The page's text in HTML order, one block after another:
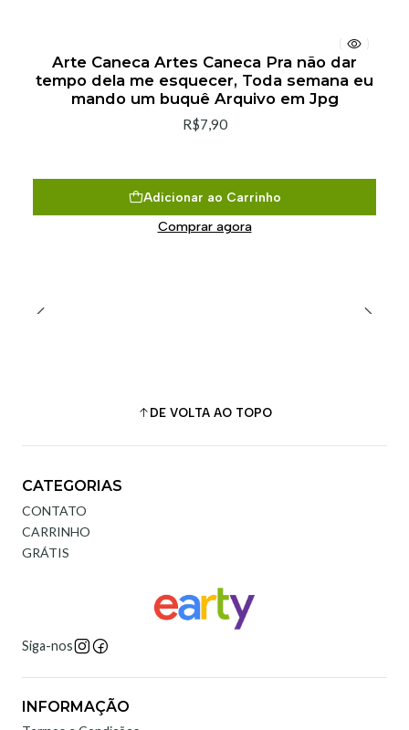
Arte Caneca Artes Caneca Pra não dar
tempo dela me esquecer, Toda semana eu
mando um buquê Arquivo em Jpg
R$7,90
Adicionar ao Carrinho
Comprar agora
DE VOLTA AO TOPO
CATEGORIAS
CONTATO
CARRINHO
GRÁTIS
Siga-nos
INFORMAÇÃO